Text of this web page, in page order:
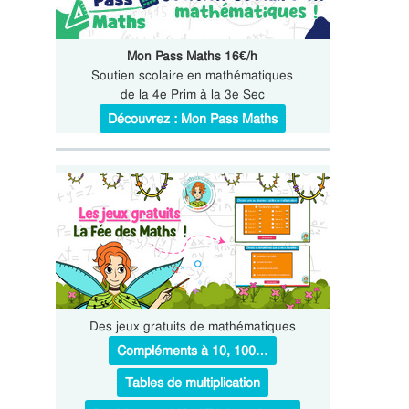
Mon Pass Maths 16€/h
Soutien scolaire en mathématiques
de la 4e Prim à la 3e Sec
Découvrez : Mon Pass Maths
Des jeux gratuits de mathématiques
Compléments à 10, 100…
Tables de multiplication